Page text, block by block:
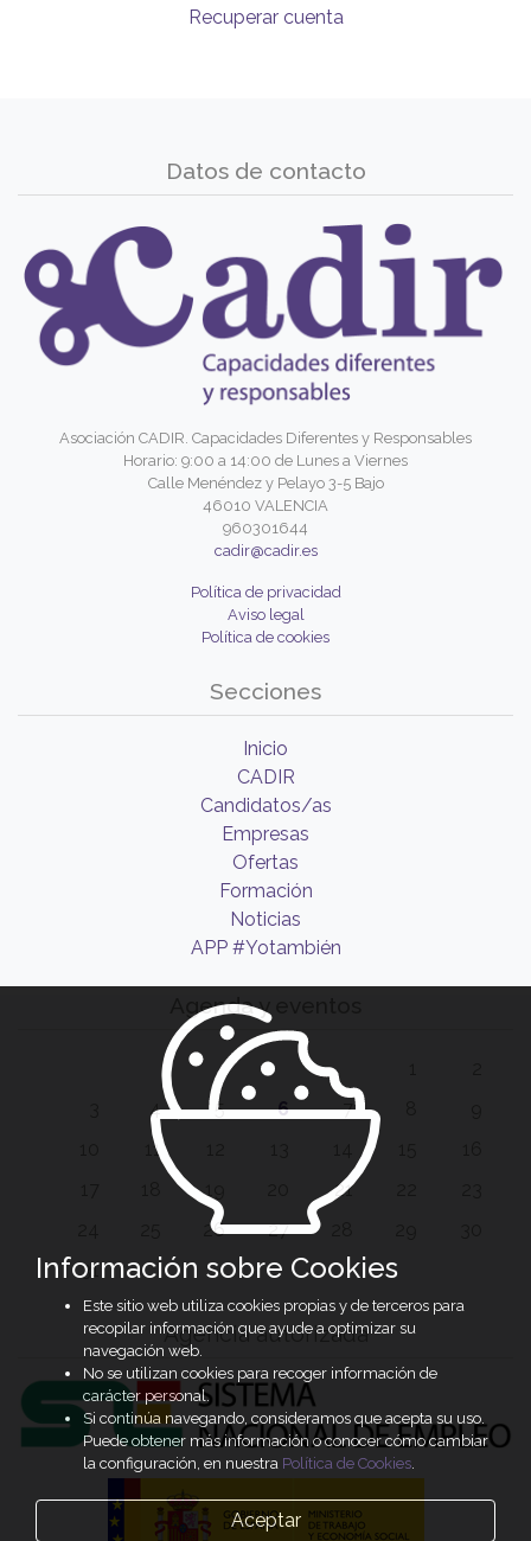
Recuperar cuenta
Datos de contacto
Asociación CADIR. Capacidades Diferentes y Responsables
Horario: 9:00 a 14:00 de Lunes a Viernes
Calle Menéndez y Pelayo 3-5 Bajo
46010 VALENCIA
960301644
cadir@cadir.es
Política de privacidad
Aviso legal
Política de cookies
Secciones
Inicio
CADIR
Candidatos/as
Empresas
Ofertas
Formación
Noticias
APP #Yotambién
Agenda y eventos
4 5 6 7
11
19 21
26 27
31
Agencia autorizada
Información sobre Cookies
Este sitio web utiliza cookies propias y de terceros para
recopilar información que ayude a optimizar su
navegación web.
No se utilizan cookies para recoger información de
carácter personal.
Si continúa navegando, consideramos que acepta su uso.
Puede obtener más información o conocer cómo cambiar
la configuración, en nuestra Política de Cookies.
Aceptar